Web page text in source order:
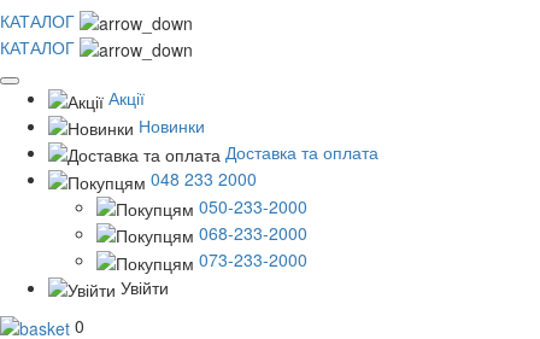
КАТАЛОГ
КАТАЛОГ
Акції
Новинки
Доставка та оплата
048 233 2000
050-233-2000
068-233-2000
073-233-2000
Увійти
0